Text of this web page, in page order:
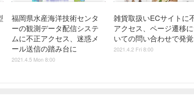
福岡県水産海洋技術センタ
ーの観測データ配信システ
ムに不正アクセス、迷惑メ
ール送信の踏み台に
2021.4.5 Mon 8:00
雑貨取扱いECサイトに
アクセス、ページ遷移
いての問い合わせで発覚
2021.4.2 Fri 8:00